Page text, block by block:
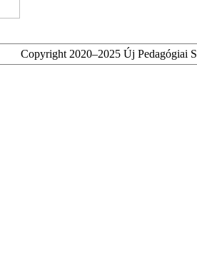
Copyright 2020–2025 Új Pedagógiai